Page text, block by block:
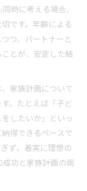
時に考える場合、
です。年齢による
つ、パートナーと
とが、安定した結
家族計画について
。たとえば「子ど
したいか」といっ
得できるペースで
ず、着実に理想の
功と家族計画の両